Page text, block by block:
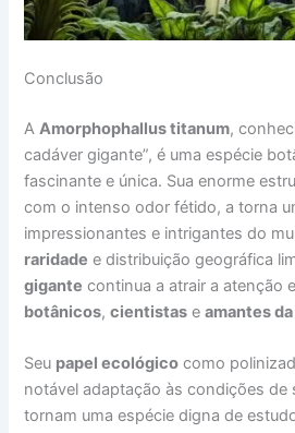
Conclusão
AAmorphophallus titanum,
cadáver gigante”, é uma espécie
fascinante e única. Sua enorme
com o intenso odor fétido, a torna
impressionantes e intrigantes do
raridade e distribuição geográfica
gigante continua a atrair a atenção
botânicos,cientistas eamantes
Seu papel ecológico como
notável adaptação às condições de
tornam uma espécie digna de